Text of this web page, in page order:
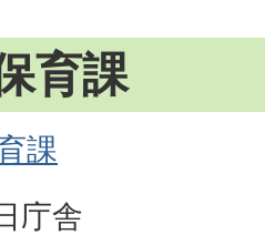
育課
課
庁舎